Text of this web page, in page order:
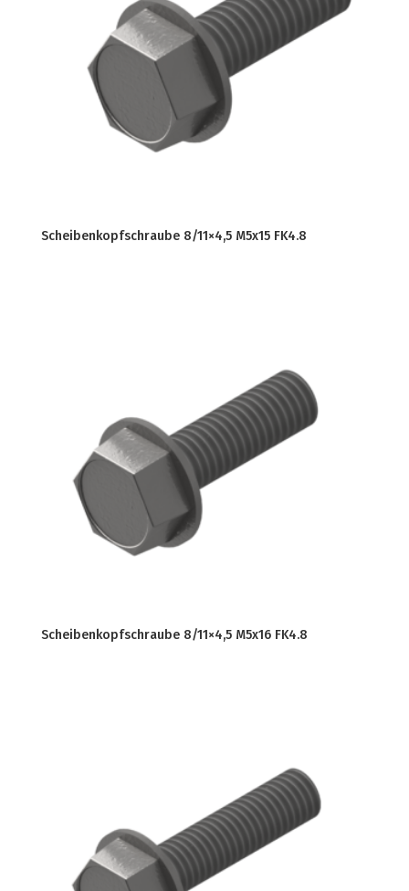
Scheibenkopfschraube 8/11×4,5 M5x15 FK4.8
Scheibenkopfschraube 8/11×4,5 M5x16 FK4.8